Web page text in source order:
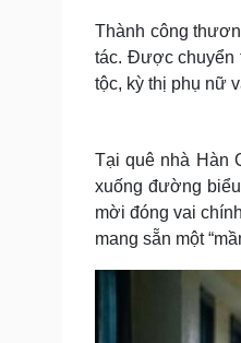
Thành công
tác. Được chuyển
tộc, kỳ thị phụ nữ
Tại quê nhà Hàn
xuống đường
mời đóng vai
mang sẵn một